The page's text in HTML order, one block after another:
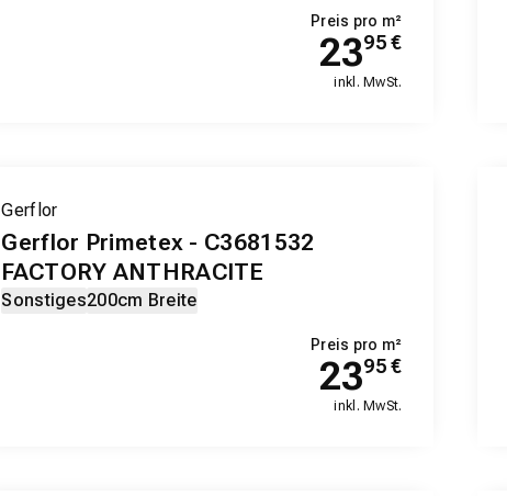
Preis pro m²
2395€
inkl. MwSt.
Gerflor
Gerflor Primetex - C3681532
FACTORY ANTHRACITE
Sonstiges200cm Breite
Preis pro m²
2395€
inkl. MwSt.